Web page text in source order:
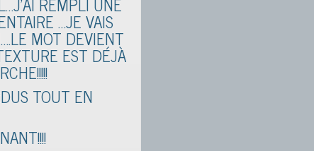
…JE VAIS
MOT DEVIENT
EST DÉJÀ
TOUT EN